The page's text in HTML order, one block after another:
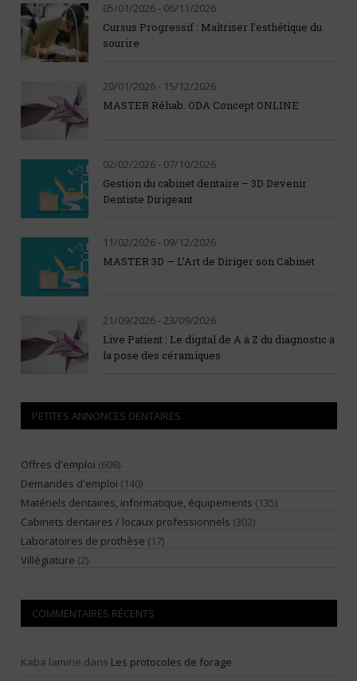
05/01/2026 - 06/11/2026
Cursus Progressif : Maîtriser l’esthétique du
sourire
20/01/2026 - 15/12/2026
MASTER Réhab. ODA Concept ONLINE
02/02/2026 - 07/10/2026
Gestion du cabinet dentaire – 3D Devenir
Dentiste Dirigeant
11/02/2026 - 09/12/2026
MASTER 3D — L’Art de Diriger son Cabinet
21/09/2026 - 23/09/2026
Live Patient : Le digital de A à Z du diagnostic à
la pose des céramiques
PETITES ANNONCES DENTAIRES
Offres d'emploi (608)
Demandes d'emploi (140)
Matériels dentaires, informatique, équipements (135)
Cabinets dentaires / locaux professionnels (302)
Laboratoires de prothèse (17)
Villégiature (2)
COMMENTAIRES RÉCENTS
Kaba lamine dans Les protocoles de forage